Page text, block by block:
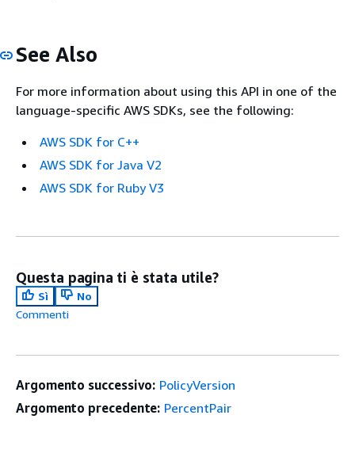
See Also
For more information about using this API in one of the
language-specific AWS SDKs, see the following:
AWS SDK for C++
AWS SDK for Java V2
AWS SDK for Ruby V3
Questa pagina ti è stata utile?
Sì
No
Commenti
Argomento successivo: PolicyVersion
Argomento precedente: PercentPair